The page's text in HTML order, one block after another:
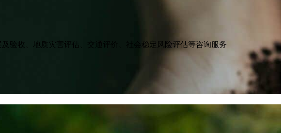
验收、地质灾害评估、交通评价、社会稳定风险评估等咨询服务